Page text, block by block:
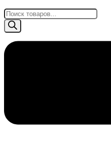
Поиск
товаров